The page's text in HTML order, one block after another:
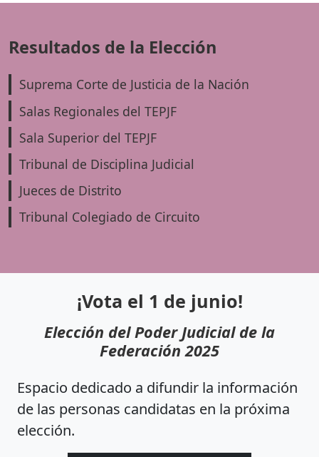
Resultados de la Elección
Suprema Corte de Justicia de la Nación
Salas Regionales del TEPJF
Sala Superior del TEPJF
Tribunal de Disciplina Judicial
Jueces de Distrito
Tribunal Colegiado de Circuito
¡Vota el 1 de junio!
Elección del Poder Judicial de la
Federación 2025
Espacio dedicado a difundir la información
de las personas candidatas en la próxima
elección.